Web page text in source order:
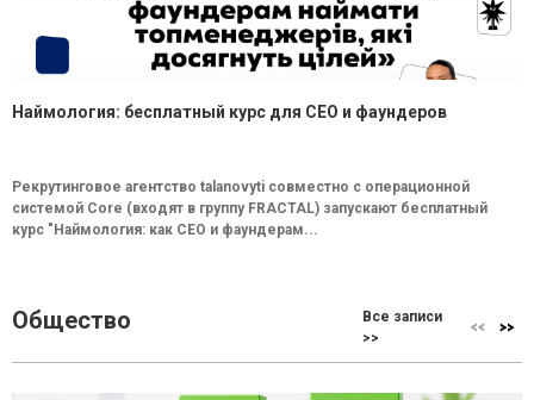
Наймология: бесплатный курс для CEO и фаундеров
Рекрутинговое агентство talanovyti совместно с операционной
системой Core (входят в группу FRACTAL) запускают бесплатный
курс "Наймология: как СEO и фаундерам...
Общество
Все записи
>>